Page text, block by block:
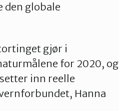
den globale
gjør i
for 2020, og
inn reelle
Hanna